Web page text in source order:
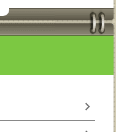
chevron_right